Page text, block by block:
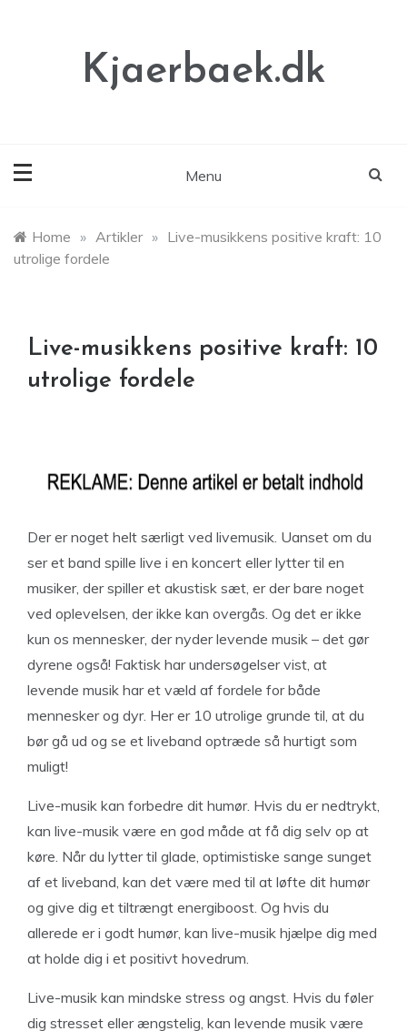
Kjaerbaek.dk
Menu
Home » Artikler » Live-musikkens positive kraft: 10
utrolige fordele
Live-musikkens positive kraft: 10
utrolige fordele
Der er noget helt særligt ved livemusik. Uanset om du
ser et band spille live i en koncert eller lytter til en
musiker, der spiller et akustisk sæt, er der bare noget
ved oplevelsen, der ikke kan overgås. Og det er ikke
kun os mennesker, der nyder levende musik – det gør
dyrene også! Faktisk har undersøgelser vist, at
levende musik har et væld af fordele for både
mennesker og dyr. Her er 10 utrolige grunde til, at du
bør gå ud og se et liveband optræde så hurtigt som
muligt!
Live-musik kan forbedre dit humør. Hvis du er nedtrykt,
kan live-musik være en god måde at få dig selv op at
køre. Når du lytter til glade, optimistiske sange sunget
af et liveband, kan det være med til at løfte dit humør
og give dig et tiltrængt energiboost. Og hvis du
allerede er i godt humør, kan live-musik hjælpe dig med
at holde dig i et positivt hovedrum.
Live-musik kan mindske stress og angst. Hvis du føler
dig stresset eller ængstelig, kan levende musik være